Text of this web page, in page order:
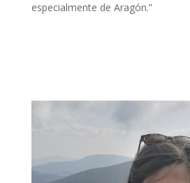
especialmente de Aragón.”